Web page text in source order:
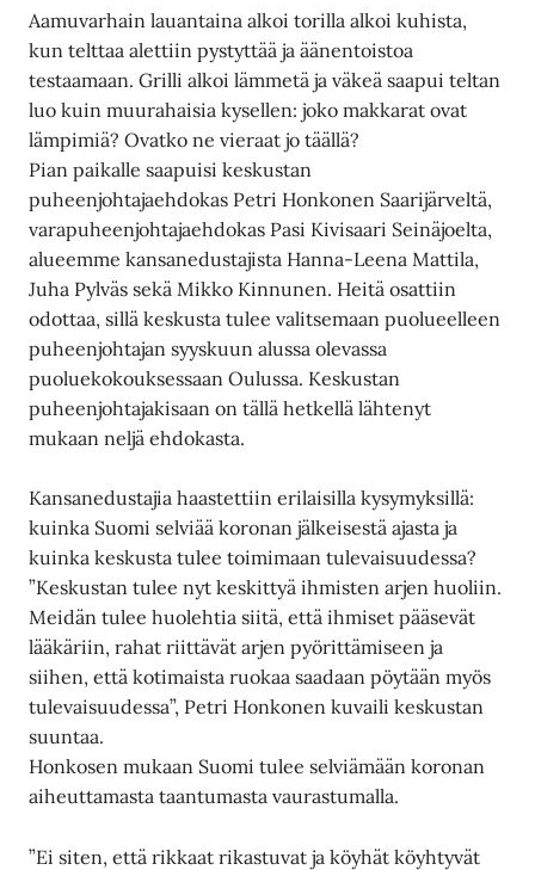
Aamuvarhain lauantaina alkoi torilla alkoi kuhista,
kun telttaa alettiin pystyttää ja äänentoistoa
testaamaan. Grilli alkoi lämmetä ja väkeä saapui teltan
luo kuin muurahaisia kysellen: joko makkarat ovat
lämpimiä? Ovatko ne vieraat jo täällä?
Pian paikalle saapuisi keskustan
puheenjohtajaehdokas Petri Honkonen Saarijärveltä,
varapuheenjohtajaehdokas Pasi Kivisaari Seinäjoelta,
alueemme kansanedustajista Hanna-Leena Mattila,
Juha Pylväs sekä Mikko Kinnunen. Heitä osattiin
odottaa, sillä keskusta tulee valitsemaan puolueelleen
puheenjohtajan syyskuun alussa olevassa
puoluekokouksessaan Oulussa. Keskustan
puheenjohtajakisaan on tällä hetkellä lähtenyt
mukaan neljä ehdokasta.
Kansanedustajia haastettiin erilaisilla kysymyksillä:
kuinka Suomi selviää koronan jälkeisestä ajasta ja
kuinka keskusta tulee toimimaan tulevaisuudessa?
”Keskustan tulee nyt keskittyä ihmisten arjen huoliin.
Meidän tulee huolehtia siitä, että ihmiset pääsevät
lääkäriin, rahat riittävät arjen pyörittämiseen ja
siihen, että kotimaista ruokaa saadaan pöytään myös
tulevaisuudessa”, Petri Honkonen kuvaili keskustan
suuntaa.
Honkosen mukaan Suomi tulee selviämään koronan
aiheuttamasta taantumasta vaurastumalla.
”Ei siten, että rikkaat rikastuvat ja köyhät köyhtyvät